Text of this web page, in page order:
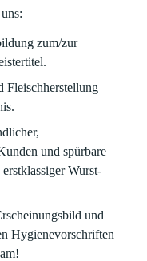
zum/zur
Fleischherstellung
und spürbare
Wurst-
und
Hygienevorschriften